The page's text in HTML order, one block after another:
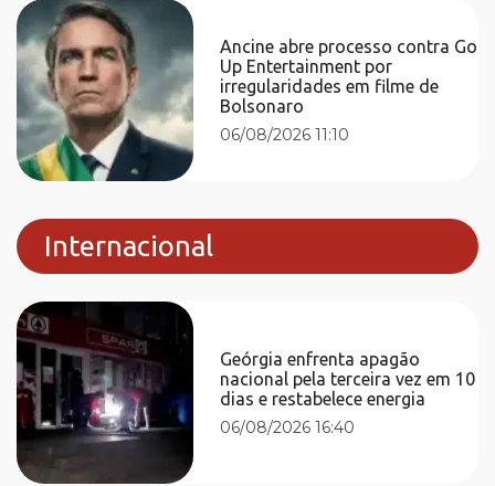
Ancine abre processo contra Go
Up Entertainment por
irregularidades em filme de
Bolsonaro
06/08/2026 11:10
Internacional
Geórgia enfrenta apagão
nacional pela terceira vez em 10
dias e restabelece energia
06/08/2026 16:40